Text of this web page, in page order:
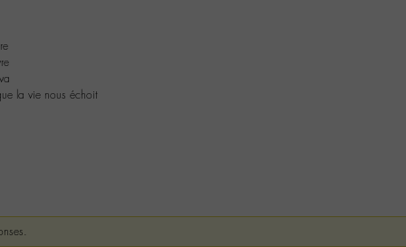
la vie nous échoit